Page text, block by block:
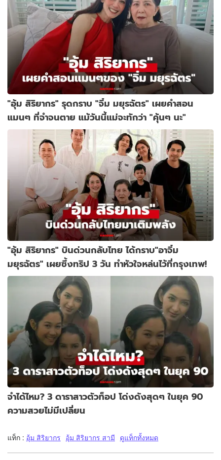
"อุ้ม สิริยากร" รุดกราบ "จิ๋ม มยุรฉัตร" เผยคำสอน
แมนๆ ที่จำจนตาย แม้วันนี้แม่จะทักว่า "คุ้นๆ นะ"
"อุ้ม สิริยากร" บินด่วนกลับไทย ได้กราบ"อาจิ๋ม
มยุรฉัตร" เผยซึ้งทริป 3 วัน ทำหัวใจหล่นไว้ที่กรุงเทพ!
จำได้ไหม? 3 ดาราสาวตัวท็อป โด่งดังสุดๆ ในยุค 90
ความสวยไม่มีเปลี่ยน
แท็ก : อุ้ม สิริยากร อุ้ม สิริยากร สามี ดูแท็กทั้งหมด